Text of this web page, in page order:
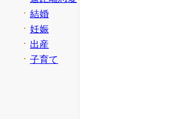
結婚
妊娠
出産
子育て